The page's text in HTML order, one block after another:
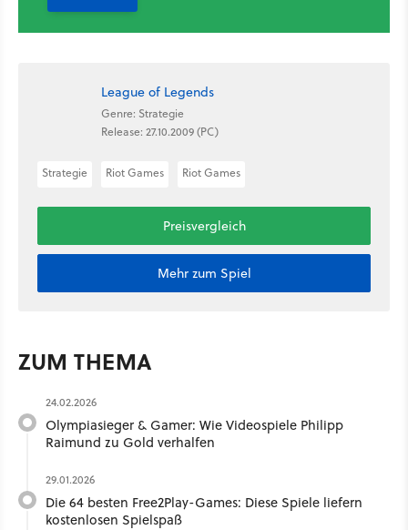
League of Legends
Genre: Strategie
Release: 27.10.2009 (PC)
Strategie Riot Games Riot Games
Preisvergleich
Mehr zum Spiel
ZUM THEMA
24.02.2026
Olympiasieger & Gamer: Wie Videospiele Philipp
Raimund zu Gold verhalfen
29.01.2026
Die 64 besten Free2Play-Games: Diese Spiele liefern
kostenlosen Spielspaß